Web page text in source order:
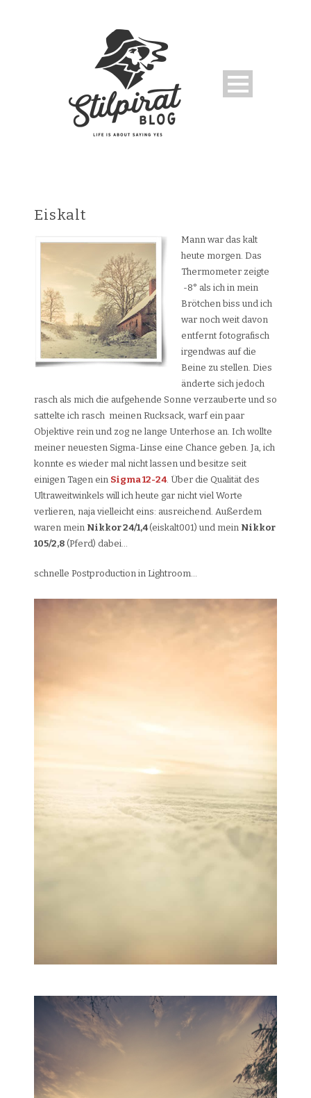
Eiskalt
Mann war das kalt
heute morgen. Das
Thermometer zeigte
-8° als ich in mein
Brötchen biss und ich
war noch weit davon
entfernt fotografisch
irgendwas auf die
Beine zu stellen. Dies
änderte sich jedoch
rasch als mich die aufgehende Sonne verzauberte und so
sattelte ich rasch meinen Rucksack, warf ein paar
Objektive rein und zog ne lange Unterhose an. Ich wollte
meiner neuesten Sigma-Linse eine Chance geben. Ja, ich
konnte es wieder mal nicht lassen und besitze seit
einigen Tagen ein Sigma 12-24. Über die Qualität des
Ultraweitwinkels will ich heute gar nicht viel Worte
verlieren, naja vielleicht eins: ausreichend. Außerdem
waren mein Nikkor 24/1,4(eiskalt001) und mein Nikkor
105/2,8 (Pferd) dabei…
schnelle Postproduction in Lightroom…